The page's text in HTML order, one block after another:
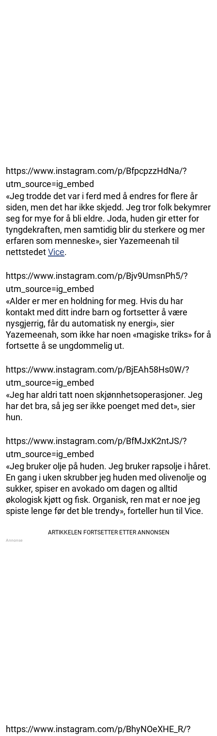
https://www.instagram.com/p/BfpcpzzHdNa/?
utm_source=ig_embed
«Jeg trodde det var i ferd med å endres for flere år
siden, men det har ikke skjedd. Jeg tror folk bekymrer
seg for mye for å bli eldre. Joda, huden gir etter for
tyngdekraften, men samtidig blir du sterkere og mer
erfaren som menneske», sier Yazemeenah til
nettstedetVice.
https://www.instagram.com/p/Bjv9UmsnPh5/?
utm_source=ig_embed
«Alder er mer en holdning for meg. Hvis du har
kontakt med ditt indre barn og fortsetter å være
nysgjerrig, får du automatisk ny energi», sier
Yazemeenah, som ikke har noen «magiske triks» for å
fortsette å se ungdommelig ut.
https://www.instagram.com/p/BjEAh58Hs0W/?
utm_source=ig_embed
«Jeg har aldri tatt noen skjønnhetsoperasjoner. Jeg
har det bra, så jeg ser ikke poenget med det», sier
hun.
https://www.instagram.com/p/BfMJxK2ntJS/?
utm_source=ig_embed
«Jeg bruker olje på huden. Jeg bruker rapsolje i håret.
En gang i uken skrubber jeg huden med olivenolje og
sukker, spiser en avokado om dagen og alltid
økologisk kjøtt og fisk. Organisk, ren mat er noe jeg
spiste lenge før det ble trendy», forteller hun til Vice.
https://www.instagram.com/p/BhyNOeXHE_R/?